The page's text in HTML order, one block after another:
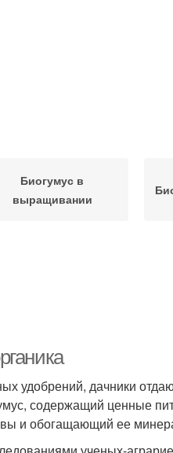
Биогумус в
выращивании
удобрений, дачники
содержащий ценные
и обогащающий ее